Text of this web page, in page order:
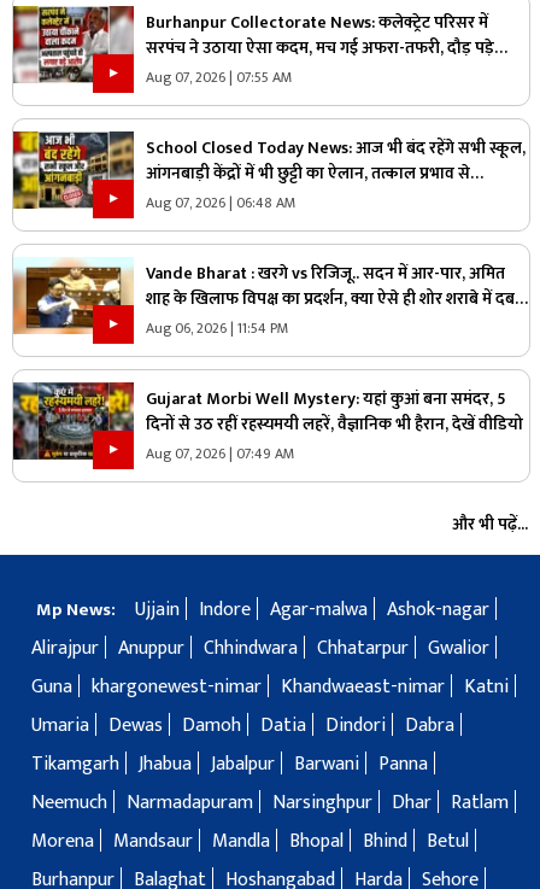
Burhanpur Collectorate News: कलेक्ट्रेट परिसर में
सरपंच ने उठाया ऐसा कदम, मच गई अफरा-तफरी, दौड़ पड़े
अधिकारी और नेता, जानें क्या है पूरा मामला
Aug 07, 2026 | 07:55 AM
School Closed Today News: आज भी बंद रहेंगे सभी स्कूल,
आंगनबाड़ी केंद्रों में भी छुट्टी का ऐलान, तत्काल प्रभाव से
जिलाधिकारी ने जारी किया आदेश
Aug 07, 2026 | 06:48 AM
Vande Bharat : खरगे vs रिजिजू.. सदन में आर-पार, अमित
शाह के खिलाफ विपक्ष का प्रदर्शन, क्या ऐसे ही शोर शराबे में दब
जाएंगे असली मुद्दे?
Aug 06, 2026 | 11:54 PM
Gujarat Morbi Well Mystery: यहां कुआं बना समंदर, 5
दिनों से उठ रहीं रहस्यमयी लहरें, वैज्ञानिक भी हैरान, देखें वीडियो
Aug 07, 2026 | 07:49 AM
और भी पढ़ें...
Mp News: Ujjain Indore Agar-malwa Ashok-nagar
Alirajpur Anuppur Chhindwara Chhatarpur Gwalior
Guna khargonewest-nimar Khandwaeast-nimar
Katni
Umaria
Dewas Damoh Datia Dindori
Dabra
Tikamgarh Jhabua Jabalpur Barwani
Panna
Neemuch
Narmadapuram Narsinghpur Dhar
Ratlam
Morena
Mandsaur Mandla Bhopal Bhind
Betul
Burhanpur
Balaghat Hoshangabad Harda Sehore